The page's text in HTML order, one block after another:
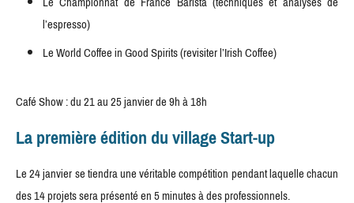
l’espresso)
Le World Coffee in Good Spirits (revisiter l’Irish Coffee)
Café Show : du 21 au 25 janvier de 9h à 18h
La première édition du village Start-up
Le 24 janvier se tiendra une véritable compétition pendant laquelle chacun
des 14 projets sera présenté en 5 minutes à des professionnels.